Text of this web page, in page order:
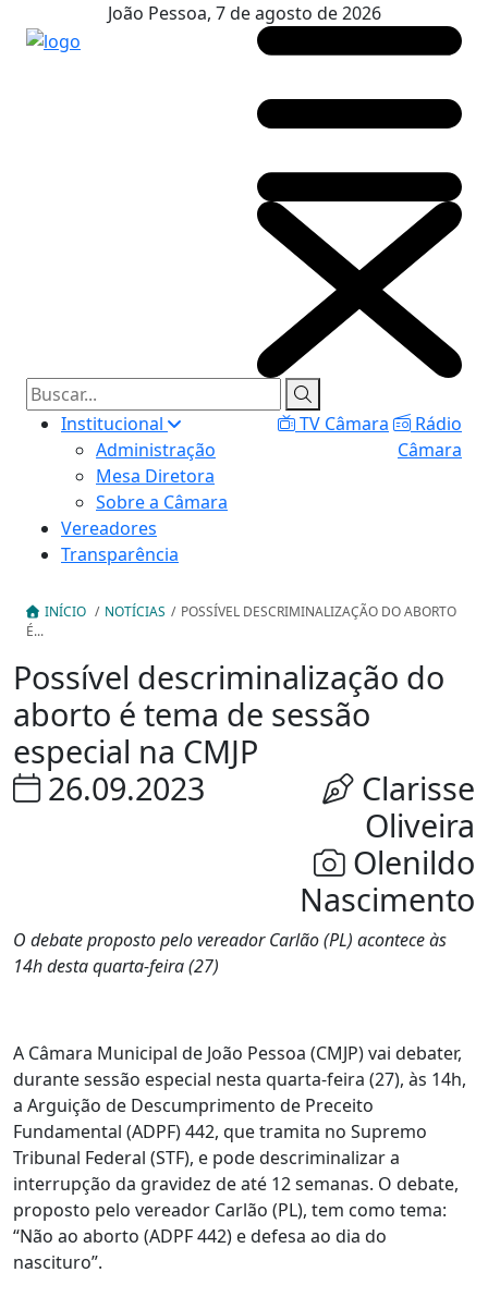
João Pessoa, 7 de agosto de 2026
Institucional
Administração
Mesa Diretora
Sobre a Câmara
Vereadores
Transparência
TV Câmara
Rádio
Câmara
INÍCIO / NOTÍCIAS / POSSÍVEL DESCRIMINALIZAÇÃO DO ABORTO
É...
Possível descriminalização do
aborto é tema de sessão
especial na CMJP
26.09.2023
Clarisse
Oliveira
Olenildo
Nascimento
O debate proposto pelo vereador Carlão (PL) acontece às
14h desta quarta-feira (27)
A Câmara Municipal de João Pessoa (CMJP) vai debater,
durante sessão especial nesta quarta-feira (27), às 14h,
a Arguição de Descumprimento de Preceito
Fundamental (ADPF) 442, que tramita no Supremo
Tribunal Federal (STF), e pode descriminalizar a
interrupção da gravidez de até 12 semanas. O debate,
proposto pelo vereador Carlão (PL), tem como tema:
“Não ao aborto (ADPF 442) e defesa ao dia do
nascituro”.